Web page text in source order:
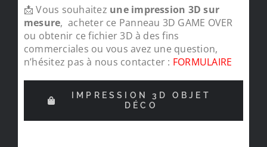
📩 Vous souhaitez une impression 3D sur
mesure, acheter ce Panneau 3D GAME OVER
ou obtenir ce fichier 3D à des fins
commerciales ou vous avez une question,
n’hésitez pas à nous contacter : FORMULAIRE
IMPRESSION 3D OBJET
DÉCO